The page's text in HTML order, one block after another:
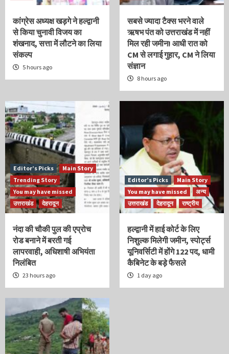
कांग्रेस अध्यक्ष खड़गे ने हल्द्वानी
से किया चुनावी विजय का
शंखनाद, सत्ता में लौटने का लिया
संकल्प
5 hours ago
सबसे ज्यादा टैक्स भरने वाले
ऋषभ पंत को उत्तराखंड में नहीं
मिल रही जमीन! आधी रात को
CM से लगाई गुहार, CM ने लिया
संज्ञान
8 hours ago
Editor’s Picks
Main Story
Trending Story
You may have missed
उत्तराखंड
देहरादून
नंदा की चौकी पुल की एप्रोच
रोड बनाने में बरती गई
लापरवाही, अधिशाषी अभियंता
निलंबित
23 hours ago
Editor’s Picks
Main Story
You may have missed
अन्य
उत्तराखंड
देहरादून राष्ट्रीय
हल्द्वानी में हाई कोर्ट के लिए
निशुल्क मिलेगी जमीन, स्पोर्ट्स
यूनिवर्सिटी में होंगे 122 पद, धामी
कैबिनेट के बड़े फैसले
1 day ago